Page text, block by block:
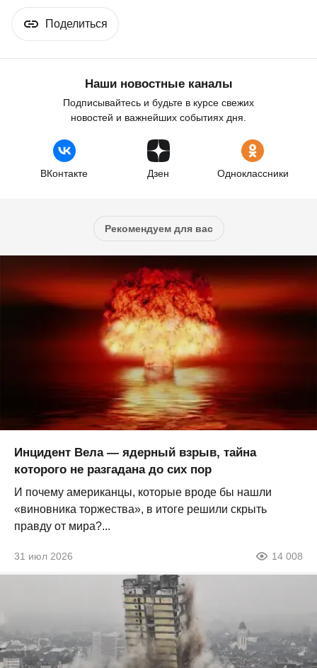
Поделиться
Наши новостные каналы
Подписывайтесь и будьте в курсе свежих
новостей и важнейших событиях дня.
ВКонтакте Дзен Одноклассники
Рекомендуем для вас
Инцидент Вела — ядерный взрыв, тайна
которого не разгадана до сих пор
И почему американцы, которые вроде бы нашли
«виновника торжества», в итоге решили скрыть
правду от мира?...
31 июл 2026 14 008